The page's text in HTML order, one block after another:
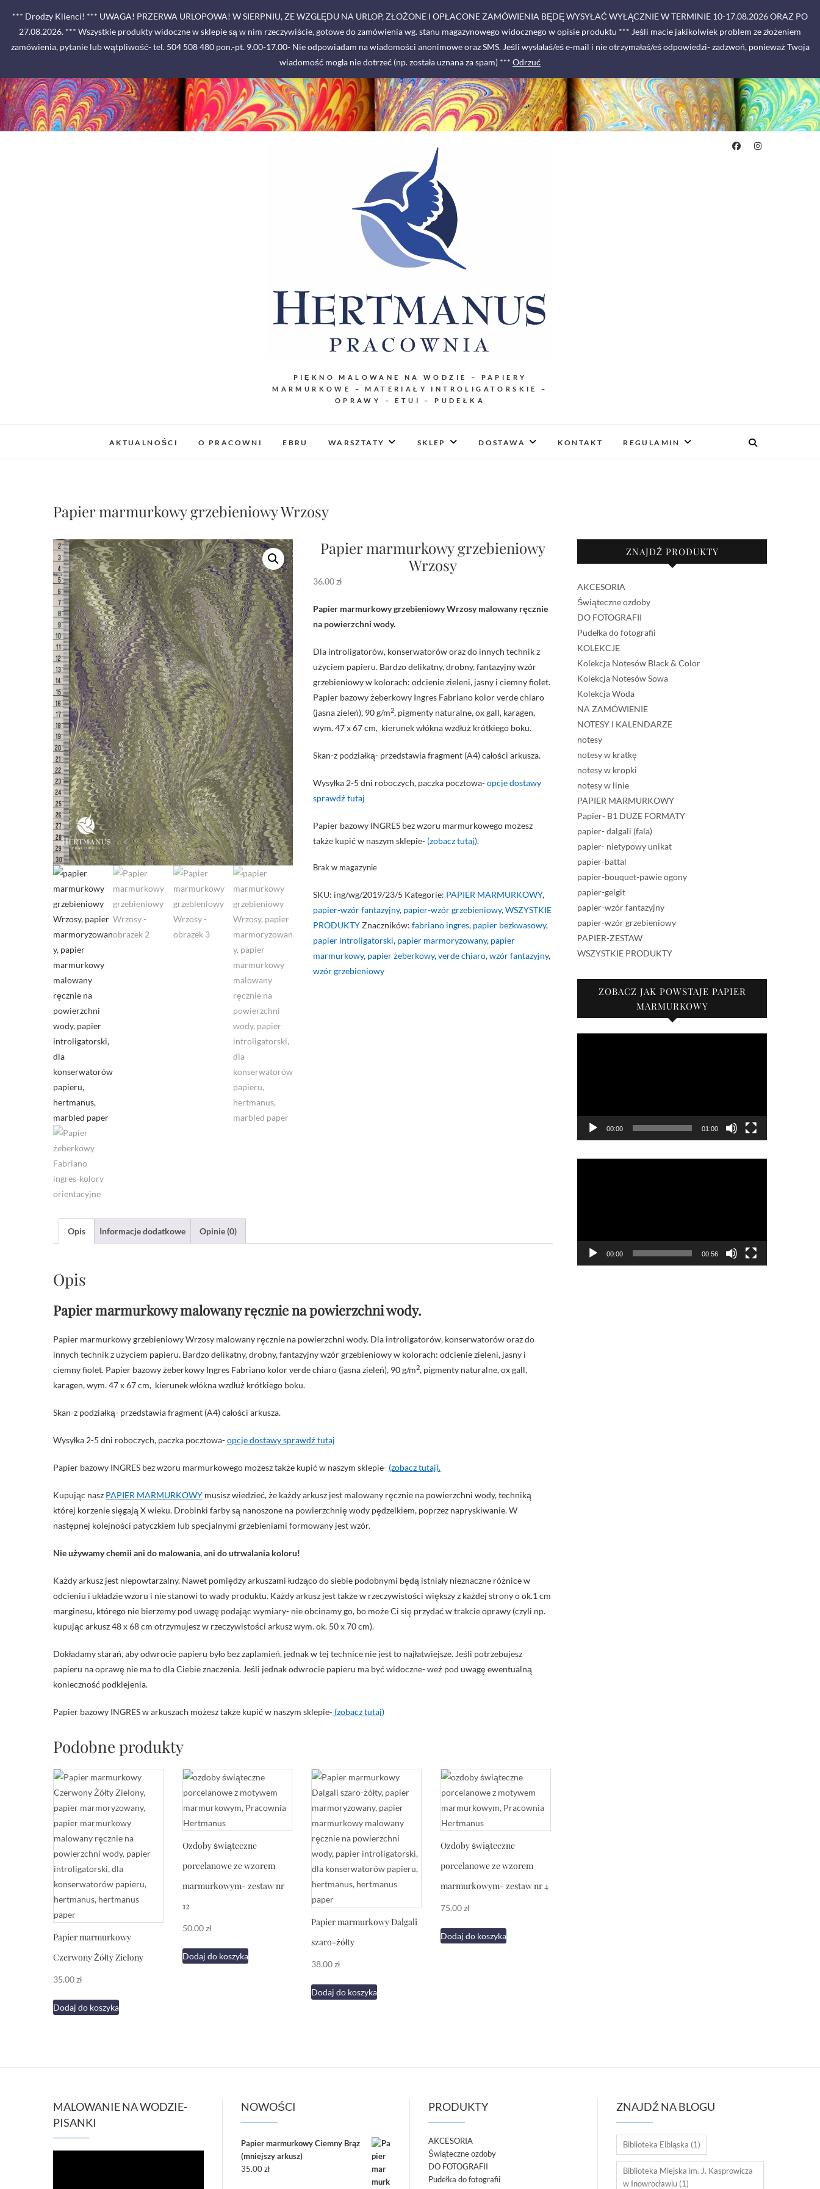
*** Drodzy Klienci! *** UWAGA! PRZERWA URLOPOWA! W SIERPNIU, ZE WZGLĘDU NA URLOP, ZŁOŻONE I OPŁACONE ZAMÓWIENIA BĘDĘ WYSYŁAĆ WYŁĄCZNIE W TERMINIE 10-17.08.2026 ORAZ PO
27.08.2026. *** Wszystkie produkty widoczne w sklepie są w nim rzeczywiście, gotowe do zamówienia wg. stanu magazynowego widocznego w opisie produktu *** Jeśli macie jakikolwiek problem ze złożeniem
zamówienia, pytanie lub wątpliwość- tel. 504 508 480 pon.-pt. 9.00-17.00- Nie odpowiadam na wiadomości anonimowe oraz SMS. Jeśli wysłałaś/eś e-mail i nie otrzymałaś/eś odpowiedzi- zadzwoń, ponieważ Twoja
wiadomość mogła nie dotrzeć (np. została uznana za spam) *** Odrzuć
content
PIĘKNO MALOWANE NA WODZIE – PAPIERY
MARMURKOWE – MATERIAŁY INTROLIGATORSKIE –
OPRAWY – ETUI – PUDEŁKA
AKTUALNOŚCI O PRACOWNI EBRU WARSZTATY SKLEP DOSTAWA KONTAKT REGULAMIN
Papier marmurkowy grzebieniowy Wrzosy
Papier marmurkowy grzebieniowy
Wrzosy
36.00zł
Papier marmurkowy grzebieniowy Wrzosy malowany ręcznie
na powierzchni wody.
Dla introligatorów, konserwatorów oraz do innych technik z
użyciem papieru. Bardzo delikatny, drobny, fantazyjny wzór
grzebieniowy w kolorach: odcienie zieleni, jasny i ciemny fiolet.
Papier bazowy żeberkowy Ingres Fabriano kolor verde chiaro
(jasna zieleń), 90 g/m2, pigmenty naturalne, ox gall, karagen,
wym. 47 x 67 cm, kierunek włókna wzdłuż krótkiego boku.
Skan-z podziałką- przedstawia fragment (A4) całości arkusza.
Wysyłka 2-5 dni roboczych, paczka pocztowa-opcje dostawy
sprawdź tutaj
Papier bazowy INGRES bez wzoru marmurkowego możesz
także kupić w naszym sklepie- (zobacz tutaj).
Brak w magazynie
SKU: ing/wg/2019/23/5 Kategorie: PAPIER MARMURKOWY,
papier-wzór fantazyjny, papier-wzór grzebieniowy,WSZYSTKIE
PRODUKTYZnaczników: fabriano ingres, papier bezkwasowy,
papier introligatorski, papier marmoryzowany, papier
marmurkowy, papier żeberkowy,verde chiaro,wzór fantazyjny,
wzór grzebieniowy
Opis Informacje dodatkowe Opinie (0)
Opis
Papier marmurkowy malowany ręcznie na powierzchni wody.
Papier marmurkowy grzebieniowy Wrzosy malowany ręcznie na powierzchni wody. Dla introligatorów, konserwatorów oraz do
innych technik z użyciem papieru. Bardzo delikatny, drobny, fantazyjny wzór grzebieniowy w kolorach: odcienie zieleni, jasny i
ciemny fiolet. Papier bazowy żeberkowy Ingres Fabriano kolor verde chiaro (jasna zieleń), 90 g/m2, pigmenty naturalne, ox gall,
karagen, wym. 47 x 67 cm, kierunek włókna wzdłuż krótkiego boku.
Skan-z podziałką- przedstawia fragment (A4) całości arkusza.
Wysyłka 2-5 dni roboczych, paczka pocztowa-opcje dostawy sprawdź tutaj
Papier bazowy INGRES bez wzoru marmurkowego możesz także kupić w naszym sklepie- (zobacz tutaj).
Kupując nasz PAPIER MARMURKOWY musisz wiedzieć, że każdy arkusz jest malowany ręcznie na powierzchni wody, techniką
której korzenie sięgają X wieku. Drobinki farby są nanoszone na powierzchnię wody pędzelkiem, poprzez napryskiwanie. W
następnej kolejności patyczkiem lub specjalnymi grzebieniami formowany jest wzór.
Nie używamy chemii ani do malowania, ani do utrwalania koloru!
Każdy arkusz jest niepowtarzalny. Nawet pomiędzy arkuszami łudząco do siebie podobnymi będą istniały nieznaczne różnice w
odcieniu i układzie wzoru i nie stanowi to wady produktu. Każdy arkusz jest także w rzeczywistości większy z każdej strony o ok.1 cm
marginesu, którego nie bierzemy pod uwagę podając wymiary- nie obcinamy go, bo może Ci się przydać w trakcie oprawy (czyli np.
kupując arkusz 48 x 68 cm otrzymujesz w rzeczywistości arkusz wym. ok. 50 x 70 cm).
Dokładamy starań, aby odwrocie papieru było bez zaplamień, jednak w tej technice nie jest to najłatwiejsze. Jeśli potrzebujesz
papieru na oprawę nie ma to dla Ciebie znaczenia. Jeśli jednak odwrocie papieru ma być widoczne- weź pod uwagę ewentualną
konieczność podklejenia.
Papier bazowy INGRES w arkuszach możesz także kupić w naszym sklepie- (zobacz tutaj)
Podobne produkty
Papier marmurkowy
Czerwony Żółty Zielony
35.00zł
Dodaj do koszyka
Ozdoby świąteczne
porcelanowe ze wzorem
marmurkowym- zestaw nr
12
50.00zł
Dodaj do koszyka
Papier marmurkowy Dalgali
szaro-żółty
38.00zł
Dodaj do koszyka
Ozdoby świąteczne
porcelanowe ze wzorem
marmurkowym- zestaw nr 4
75.00zł
Dodaj do koszyka
ZNAJDŹ PRODUKTY
AKCESORIA
Świąteczne ozdoby
DO FOTOGRAFII
Pudełka do fotografii
KOLEKCJE
Kolekcja Notesów Black & Color
Kolekcja Notesów Sowa
Kolekcja Woda
NA ZAMÓWIENIE
NOTESY I KALENDARZE
notesy
notesy w kratkę
notesy w kropki
notesy w linie
PAPIER MARMURKOWY
Papier- B1 DUŻE FORMATY
papier- dalgali (fala)
papier- nietypowy unikat
papier-battal
papier-bouquet-pawie ogony
papier-gelgit
papier-wzór fantazyjny
papier-wzór grzebieniowy
PAPIER-ZESTAW
WSZYSTKIE PRODUKTY
ZOBACZ JAK POWSTAJE PAPIER
MARMURKOWY
00:00 01:00
00:00 00:56
MALOWANIE NA WODZIE-
PISANKI
NOWOŚCI
Papier marmurkowy Ciemny Brąz
(mniejszy arkusz)
35.00zł
PRODUKTY
AKCESORIA
Świąteczne ozdoby
DO FOTOGRAFII
Pudełka do fotografii
ZNAJDŹ NA BLOGU
Biblioteka Elbląska (1)
Biblioteka Miejska im. J. Kasprowicza
w Inowrocławiu(1)